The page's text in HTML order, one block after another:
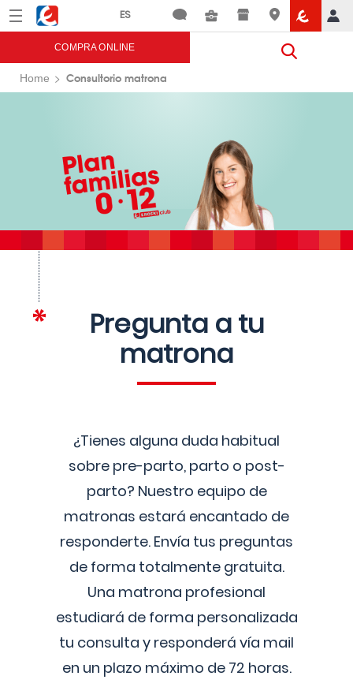
Menú Eroski
COMPRA ONLINE
Home Consultorio matrona
Pregunta a tu
matrona
¿Tienes alguna duda habitual
sobre pre-parto, parto o post-
parto? Nuestro equipo de
matronas estará encantado de
responderte. Envía tus preguntas
de forma totalmente gratuita.
Una matrona profesional
estudiará de forma personalizada
tu consulta y responderá vía mail
en un plazo máximo de 72 horas.